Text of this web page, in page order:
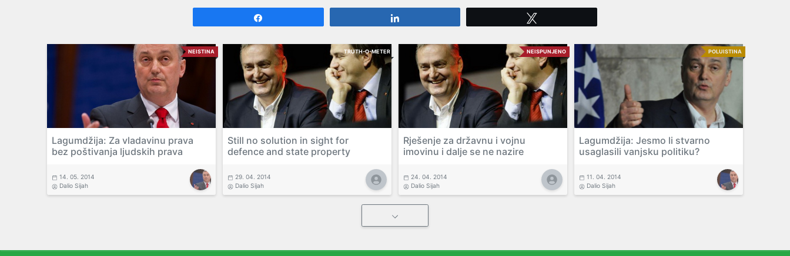
NEISTINA
Lagumdžija: Za vladavinu prava
bez poštivanja ljudskih prava
14. 05. 2014
Dalio Sijah
TRUTH-O-METER
Still no solution in sight for
defence and state property
29. 04. 2014
Dalio Sijah
NEISPUNJENO
Rješenje za državnu i vojnu
imovinu i dalje se ne nazire
24. 04. 2014
Dalio Sijah
POLUISTINA
Lagumdžija: Jesmo li stvarno
usaglasili vanjsku politiku?
11. 04. 2014
Dalio Sijah